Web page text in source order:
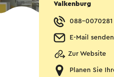
Valkenburg
088-0070281
E-Mail senden
Zur Website
Planen Sie